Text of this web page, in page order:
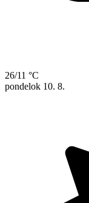
26/11 °C
pondelok 10. 8.